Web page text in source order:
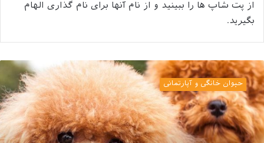
از پت شاپ ها را ببینید و از نام آنها برای نام گذاری الهام
بگیرید.
انتخاب
نام
برای
حیوان
خانگی
حیوان خانگی و آپارتمانی